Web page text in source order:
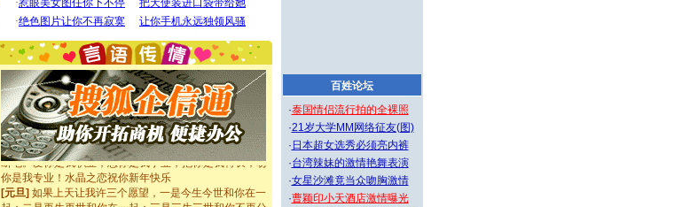
[圣诞节]圣诞节到了，想想没什么送给你的，又不打算给
要平安！千万要知足！千万不要忘记我！
[圣诞节]不只这样的日子才会想起你,而是这样的日子才
能正大光明地骚扰你,告诉你,圣诞要快乐!新年要快乐!天天
都要快乐噢!
[圣诞节]奉上一颗祝福的心,在这个特别的日子里,愿幸福,
如意,快乐,鲜花,一切美好的祝愿与你同在.圣诞快乐!
[元旦]看到你我会触电；看不到你我要充电；没有你我会
断电。爱你是我职业，想你是我事业，抱你是我特长，吻
你是我专业！水晶之恋祝你新年快乐
[元旦]如果上天让我许三个愿望，一是今生今世和你在一
起；二是再生再世和你在一起；三是三生三世和你不再分
百姓论坛
·泰国情侣流行拍的全裸照
·21岁大学MM网络征友(图)
· 日本超女选秀必须亮内裤
·台湾辣妹的激情艳舞表演
·女星沙滩竟当众吻胸激情
·曹颖印小天酒店激情曝光